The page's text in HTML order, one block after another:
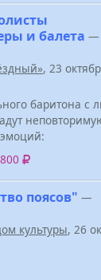
и балета —
, 23
баритона с
поясов" —
культуры, 26